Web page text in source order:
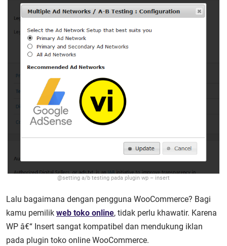
@setting a/b testing pada plugin wp – insert
Lalu bagaimana dengan pengguna WooCommerce? Bagi
kamu pemilik web toko online, tidak perlu khawatir. Karena
WP â€“ Insert sangat kompatibel dan mendukung iklan
pada plugin toko online WooCommerce.